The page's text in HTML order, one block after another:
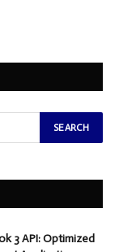
3 API: Optimized